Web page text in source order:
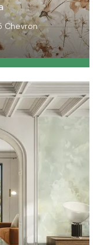
Chevron